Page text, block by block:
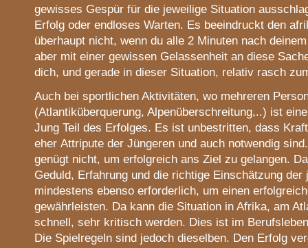
gewisses Gespür für die jeweilige Situation
Erfolg oder endloses Warten. Es beeindruckt den
überhaupt nicht, wenn du alle 2 Minuten nach
aber mit einer gewissen Gelassenheit an diese
dich, und gerade in dieser Situation, relativ rasch
Auch bei sportlichen Aktivitäten, wo mehreren
(Atlantiküberquerung, Alpenüberschreitung,..) ist
Jung Teil des Erfolges. Es ist unbestritten, dass
eher Attripute der Jüngeren und auch notwendig
genügt nicht, um erfolgreich ans Ziel zu gelangen.
Geduld, Erfahrung und die richtige Einschätzung
mindestens ebenso erforderlich, um einen
gewährleisten. Da kann die Situation in Afrika, am
schnell, sehr kritisch werden. Dies ist im
Die Spielregeln sind jedoch dieselben. Den Erfolg